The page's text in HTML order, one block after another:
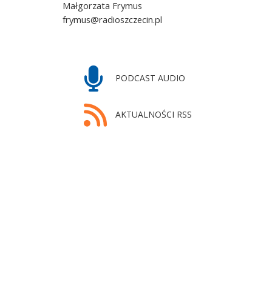
Małgorzata Frymus
frymus@radioszczecin.pl
PODCAST AUDIO
AKTUALNOŚCI RSS